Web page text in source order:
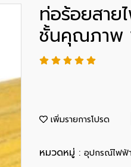
ท่อร้อยสาย
ชั้นคุณภาพ
เพิ่มรายการโปรด
หมวดหมู่ : อุปกรณ์ไฟฟ้า